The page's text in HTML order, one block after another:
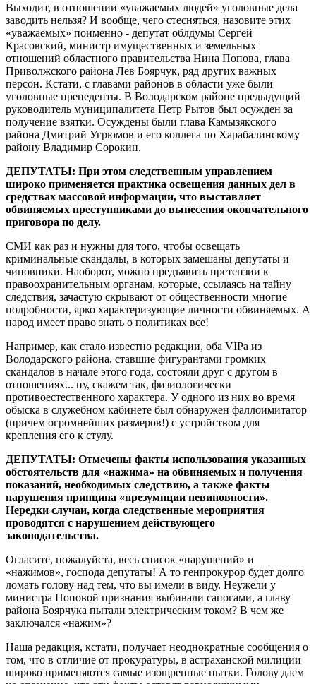
Выходит, в отношении «уважаемых людей» уголовные дела
заводить нельзя? И вообще, чего стесняться, назовите этих
«уважаемых» поименно - депутат облдумы Сергей
Красовский, министр имущественных и земельных
отношений областного правительства Нина Попова, глава
Приволжского района Лев Боярчук, ряд других важных
персон. Кстати, с главами районов в области уже были
уголовные прецеденты. В Володарском районе предыдущий
руководитель муниципалитета Петр Рытов был осужден за
получение взятки. Осуждены были глава Камызякского
района Дмитрий Угрюмов и его коллега по Харабалинскому
району Владимир Сорокин.
ДЕПУТАТЫ: При этом следственным управлением
широко применяется практика освещения данных дел в
средствах массовой информации, что выставляет
обвиняемых преступниками до вынесения окончательного
приговора по делу.
СМИ как раз и нужны для того, чтобы освещать
криминальные скандалы, в которых замешаны депутаты и
чиновники. Наоборот, можно предъявить претензии к
правоохранительным органам, которые, ссылаясь на тайну
следствия, зачастую скрывают от общественности многие
подробности, ярко характеризующие личности обвиняемых. А
народ имеет право знать о политиках все!
Например, как стало известно редакции, оба VIPа из
Володарского района, ставшие фигурантами громких
скандалов в начале этого года, состояли друг с другом в
отношениях... ну, скажем так, физиологически
противоестественного характера. У одного из них во время
обыска в служебном кабинете был обнаружен фаллоимитатор
(причем огромнейших размеров!) с устройством для
крепления его к стулу.
ДЕПУТАТЫ: Отмечены факты использования указанных
обстоятельств для «нажима» на обвиняемых и получения
показаний, необходимых следствию, а также факты
нарушения принципа «презумпции невиновности».
Нередки случаи, когда следственные мероприятия
проводятся с нарушением действующего
законодательства.
Огласите, пожалуйста, весь список «нарушений» и
«нажимов», господа депутаты! А то генпрокурор будет долго
ломать голову над тем, что вы имели в виду. Неужели у
министра Поповой признания выбивали сапогами, а главу
района Боярчука пытали электрическим током? В чем же
заключался «нажим»?
Наша редакция, кстати, получает неоднократные сообщения о
том, что в отличие от прокуратуры, в астраханской милиции
широко применяются самые изощренные пытки. Голову даем